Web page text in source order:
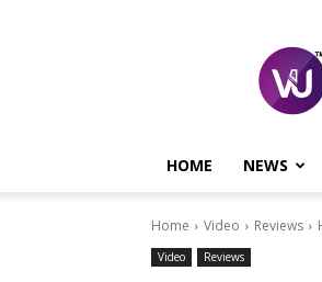
HOME NEWS
Home Video Reviews
Video Reviews